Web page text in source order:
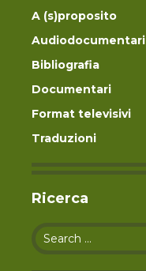
A (s)proposito
Audiodocumentari
Bibliografia
Documentari
Format televisivi
Traduzioni
Ricerca
Search for: